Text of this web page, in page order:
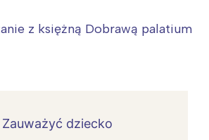
z księżną Dobrawą palatium